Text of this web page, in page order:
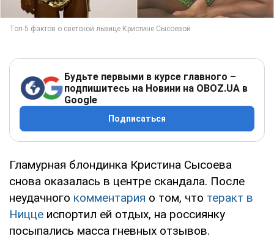
Будьте первыми в курсе главного –
подпишитесь на Новини на OBOZ.UA в
Google
Подписаться
Гламурная блондинка Кристина Сысоева
снова оказалась в центре скандала. После
неудачного комментария о том, что теракт в
Ницце испортил ей отдых, на россиянку
посыпались масса гневных отзывов.